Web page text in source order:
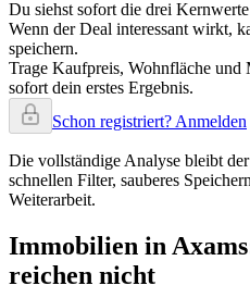
Du siehst sofort die drei
Wenn der Deal interessant wirkt,
speichern.
Trage Kaufpreis, Wohnfläche und
sofort dein erstes Ergebnis.
Schon registriert? Anmelden
Die vollständige Analyse bleibt
schnellen Filter, sauberes
Weiterarbeit.
Immobilien in
reichen nicht